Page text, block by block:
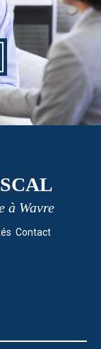
.
à Wavre
Contact